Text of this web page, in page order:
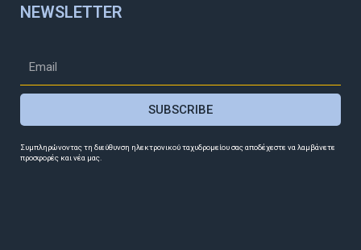
NEWSLETTER
SUBSCRIBE
Συμπληρώνοντας τη διεύθυνση ηλεκτρονικού ταχυδρομείου σας αποδέχεστε να λαμβάνετε
προσφορές και νέα μας.